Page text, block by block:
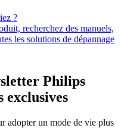
?
recherchez des manuels,
les solutions de dépannage
Philips
adopter un mode de vie plus